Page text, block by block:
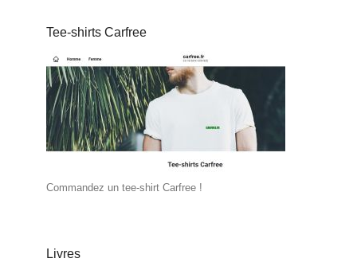
Tee-shirts Carfree
Commandez un tee-shirt Carfree !
Livres